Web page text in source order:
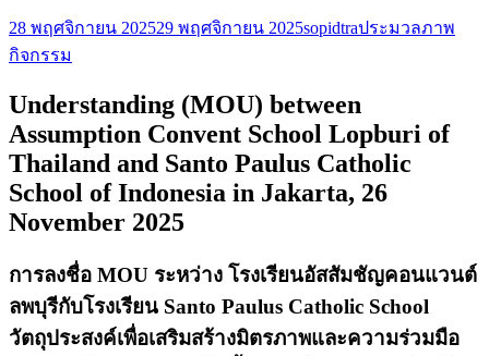
28 พฤศจิกายน 202529 พฤศจิกายน 2025sopidtraประมวลภาพ
กิจกรรม
Understanding (MOU) between
Assumption Convent School Lopburi of
Thailand and Santo Paulus Catholic
School of Indonesia in Jakarta, 26
November 2025
การลงชื่อ MOU ระหว่าง โรงเรียนอัสสัมชัญคอนแวนต์
ลพบุรีกับโรงเรียน Santo Paulus Catholic School
วัตถุประสงค์เพื่อเสริมสร้างมิตรภาพและความร่วมมือ